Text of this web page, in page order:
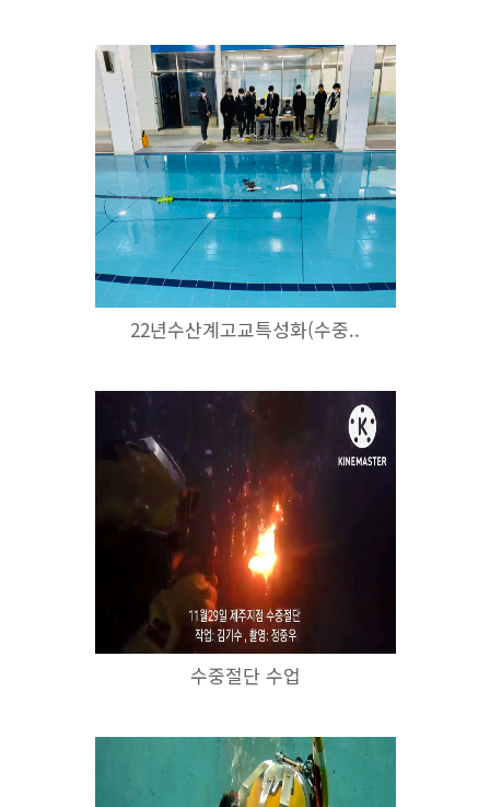
22년수산계고교특성화(수중..
수중절단 수업